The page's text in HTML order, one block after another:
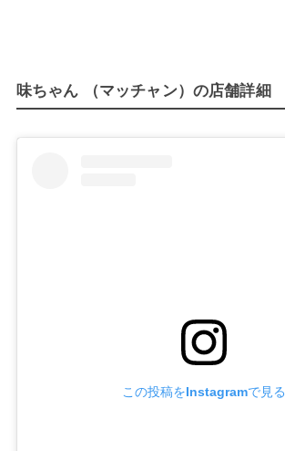
味ちゃん （マッチャン）の店舗詳細
この投稿をInstagramで見る